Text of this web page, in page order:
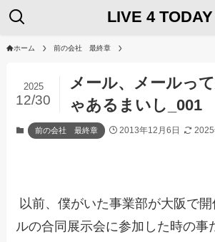
LIVE 4 TODAY
ホーム 前の会社 最終章
メール、メールっ
ゃあるまいし_001
2025
12/30
前の会社 最終章 2013年12月6日
以前、僕がいた事業部が大阪で
ルの合同展示会に参加した時の事